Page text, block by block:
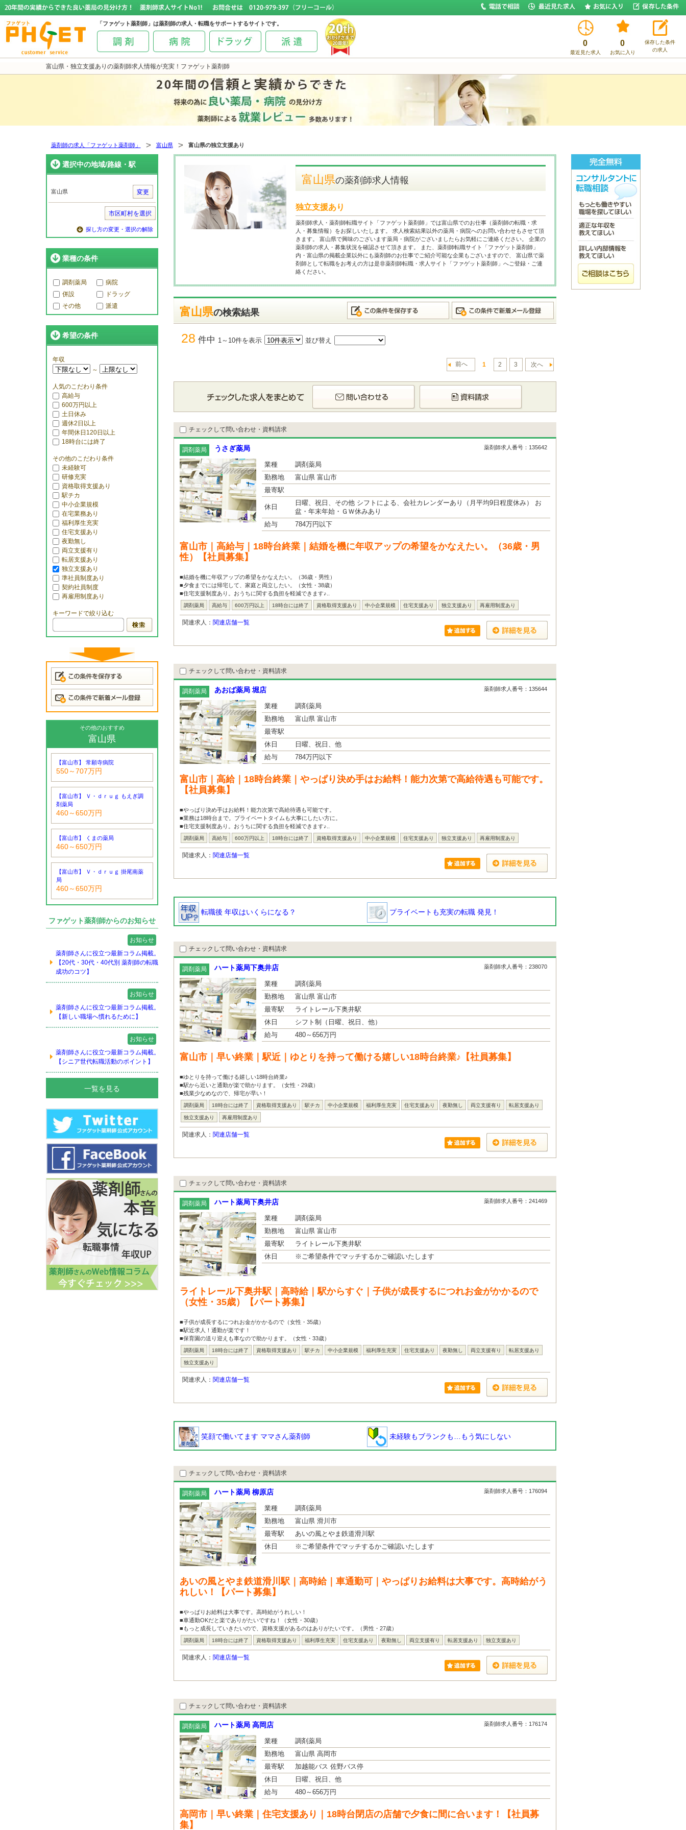
富山県・独立支援ありの薬剤師求人情報が充実！ファゲット薬剤師
「ファゲット薬剤師」は薬剤師の求人・転職をサポートするサイトです。
0
最近見た求人
0
お気に入り
保存した条件
の求人
薬剤師の求人「ファゲット薬剤師」 富山県 富山県の独立支援あり
選択中の地域/路線・駅
富山県 変更
市区町村を選択
探し方の変更・選択の解除
業種の条件
調剤薬局
病院
併設
ドラッグ
その他
派遣
希望の条件
年収
～
人気のこだわり条件
高給与
600万円以上
土日休み
週休2日以上
年間休日120日以上
18時台には終了
その他のこだわり条件
未経験可
研修充実
資格取得支援あり
駅チカ
中小企業規模
在宅業務あり
福利厚生充実
住宅支援あり
夜勤無し
両立支援有り
転居支援あり
独立支援あり
準社員制度あり
契約社員制度
再雇用制度あり
キーワードで絞り込む
その他のおすすめ
富山県
【富山市】 常願寺病院
550～707万円
【富山市】 Ｖ・ｄｒｕｇ もえぎ調
剤薬局
460～650万円
【富山市】 くまの薬局
460～650万円
【富山市】 Ｖ・ｄｒｕｇ 掛尾南薬
局
460～650万円
ファゲット薬剤師からのお知らせ
お知らせ
薬剤師さんに役立つ最新コラム掲載。
【20代・30代・40代別 薬剤師の転職
成功のコツ】
お知らせ
薬剤師さんに役立つ最新コラム掲載。
【新しい職場へ慣れるために】
お知らせ
薬剤師さんに役立つ最新コラム掲載。
【シニア世代転職活動のポイント】
一覧を見る
富山県の薬剤師求人情報
独立支援あり
薬剤師求人・薬剤師転職サイト「ファゲット薬剤師」では富山県でのお仕事（薬剤師の転職・求
人・募集情報）をお探しいたします。 求人検索結果以外の薬局・病院へのお問い合わせもさせて頂
きます。 富山県で興味のございます薬局・病院がございましたらお気軽にご連絡ください。 企業の
薬剤師の求人・募集状況を確認させて頂きます。 また、薬剤師転職サイト「ファゲット薬剤師」
内・富山県の掲載企業以外にも薬剤師のお仕事でご紹介可能な企業もございますので、 富山県で薬
剤師として転職をお考えの方は是非薬剤師転職・求人サイト「ファゲット薬剤師」へご登録・ご連
絡ください。
富山県の検索結果
28 件中 1～10件を表示 並び替え
前へ 1 2 3 次へ
チェックして問い合わせ・資料請求
調剤薬局 うさぎ薬局 薬剤師求人番号：135642
業種
調剤薬局
勤務地
富山県 富山市
最寄駅
休日
日曜、祝日、その他 シフトによる、会社カレンダーあり（月平均9日程度休み） お
盆・年末年始・ＧＷ休みあり
給与
784万円以下
富山市｜高給与｜18時台終業｜結婚を機に年収アップの希望をかなえたい。（36歳・男
性）【社員募集】
■結婚を機に年収アップの希望をかなえたい。（36歳・男性）
■夕食までには帰宅して、家庭と両立したい。（女性・38歳）
■住宅支援制度あり。おうちに関する負担を軽減できます♪..
調剤薬局 高給与 600万円以上 18時台には終了 資格取得支援あり 中小企業規模 住宅支援あり 独立支援あり 再雇用制度あり
関連求人： 関連店舗一覧
チェックして問い合わせ・資料請求
調剤薬局 あおば薬局 堀店 薬剤師求人番号：135644
業種
調剤薬局
勤務地
富山県 富山市
最寄駅
休日
日曜、祝日、他
給与
784万円以下
富山市｜高給｜18時台終業｜やっぱり決め手はお給料！能力次第で高給待遇も可能です。
【社員募集】
■やっぱり決め手はお給料！能力次第で高給待遇も可能です。
■業務は18時台まで。プライベートタイムも大事にしたい方に。
■住宅支援制度あり。おうちに関する負担を軽減できます♪..
調剤薬局 高給与 600万円以上 18時台には終了 資格取得支援あり 中小企業規模 住宅支援あり 独立支援あり 再雇用制度あり
関連求人： 関連店舗一覧
転職後 年収はいくらになる？ プライベートも充実の転職 発見！
チェックして問い合わせ・資料請求
調剤薬局 ハート薬局下奥井店 薬剤師求人番号：238070
業種
調剤薬局
勤務地
富山県 富山市
最寄駅
ライトレール下奥井駅
休日
シフト制（日曜、祝日、他）
給与
480～656万円
富山市｜早い終業｜駅近｜ゆとりを持って働ける嬉しい18時台終業♪【社員募集】
■ゆとりを持って働ける嬉しい18時台終業♪
■駅から近いと通勤が楽で助かります。（女性・29歳）
■残業少なめなので、帰宅が早い！
調剤薬局 18時台には終了 資格取得支援あり 駅チカ 中小企業規模 福利厚生充実 住宅支援あり 夜勤無し 両立支援有り 転居支援あり
独立支援あり 再雇用制度あり
関連求人： 関連店舗一覧
チェックして問い合わせ・資料請求
調剤薬局 ハート薬局下奥井店 薬剤師求人番号：241469
業種
調剤薬局
勤務地
富山県 富山市
最寄駅
ライトレール下奥井駅
休日
※ご希望条件でマッチするかご確認いたします
ライトレール下奥井駅｜高時給｜駅からすぐ｜子供が成長するにつれお金がかかるので
（女性・35歳）【パート募集】
■子供が成長するにつれお金がかかるので（女性・35歳）
■駅近求人！通勤が楽です！
■保育園の送り迎えも車なので助かります。（女性・33歳）
調剤薬局 18時台には終了 資格取得支援あり 駅チカ 中小企業規模 福利厚生充実 住宅支援あり 夜勤無し 両立支援有り 転居支援あり
独立支援あり
関連求人： 関連店舗一覧
笑顔で働いてます ママさん薬剤師 未経験もブランクも…もう気にしない
チェックして問い合わせ・資料請求
調剤薬局 ハート薬局 柳原店 薬剤師求人番号：176094
業種
調剤薬局
勤務地
富山県 滑川市
最寄駅
あいの風とやま鉄道滑川駅
休日
※ご希望条件でマッチするかご確認いたします
あいの風とやま鉄道滑川駅｜高時給｜車通勤可｜やっぱりお給料は大事です。高時給がう
れしい！【パート募集】
■やっぱりお給料は大事です。高時給がうれしい！
■車通勤OKだと楽でありがたいですね！（女性・30歳）
■もっと成長していきたいので、資格支援があるのはありがたいです。（男性・27歳）
調剤薬局 18時台には終了 資格取得支援あり 福利厚生充実 住宅支援あり 夜勤無し 両立支援有り 転居支援あり 独立支援あり
関連求人： 関連店舗一覧
チェックして問い合わせ・資料請求
調剤薬局 ハート薬局 高岡店 薬剤師求人番号：176174
業種
調剤薬局
勤務地
富山県 高岡市
最寄駅
加越能バス 佐野バス停
休日
日曜、祝日、他
給与
480～656万円
高岡市｜早い終業｜住宅支援あり｜18時台閉店の店舗で夕食に間に合います！【社員募
集】